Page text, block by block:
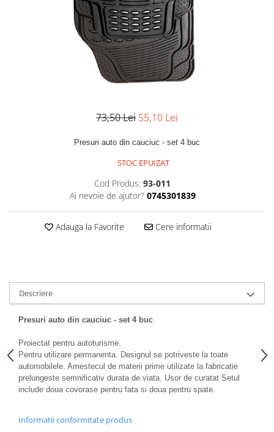
73,50 Lei 55,10 Lei
Presuri auto din cauciuc - set 4 buc
STOC EPUIZAT
Cod Produs: 93-011
Ai nevoie de ajutor? 0745301839
Adauga la Favorite Cere informatii
Descriere
Presuri auto din cauciuc - set 4 buc
Proiectat pentru autoturisme.
Pentru utilizare permanenta. Designul se potriveste la toate
automobilele. Amestecul de materii prime utilizate la fabricatie
prelungeste semnificativ durata de viata. Usor de curatat Setul
include doua covorase pentru fata si doua pentru spate.
Informatii conformitate produs